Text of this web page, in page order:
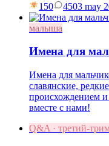
150 4503 may
малыша
Имена для
Имена для
славянские,
происхождением
вместе с нами!
Q&A · третий-